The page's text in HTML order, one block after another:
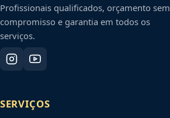
Profissionais qualificados, orçamento sem
compromisso e garantia em todos os
serviços.
SERVIÇOS